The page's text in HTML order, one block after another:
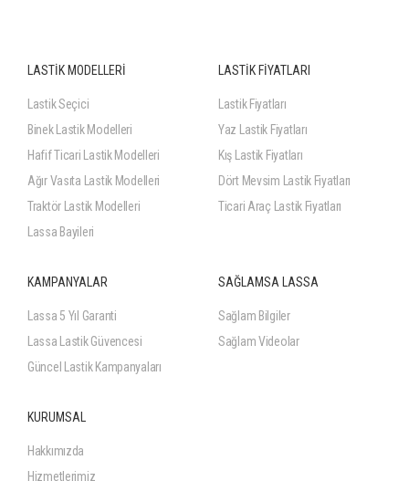
LASTİK MODELLERİ
Lastik Seçici
Binek Lastik Modelleri
Hafif Ticari Lastik Modelleri
Ağır Vasıta Lastik Modelleri
Traktör Lastik Modelleri
Lassa Bayileri
LASTİK FİYATLARI
Lastik Fiyatları
Yaz Lastik Fiyatları
Kış Lastik Fiyatları
Dört Mevsim Lastik Fiyatları
Ticari Araç Lastik Fiyatları
KAMPANYALAR
Lassa 5 Yıl Garanti
Lassa Lastik Güvencesi
Güncel Lastik Kampanyaları
SAĞLAMSA LASSA
Sağlam Bilgiler
Sağlam Videolar
KURUMSAL
Hakkımızda
Hizmetlerimiz